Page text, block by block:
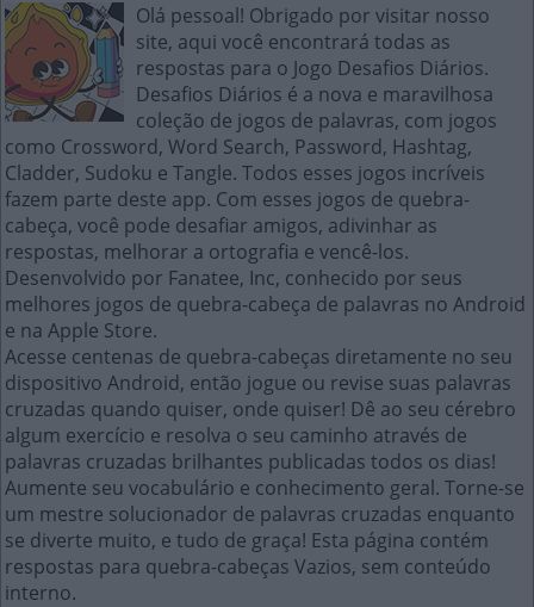
Olá pessoal! Obrigado por visitar nosso
site, aqui você encontrará todas as
respostas para o Jogo Desafios Diários.
Desafios Diários é a nova e maravilhosa
coleção de jogos de palavras, com jogos
como Crossword, Word Search, Password, Hashtag,
Cladder, Sudoku e Tangle. Todos esses jogos incríveis
fazem parte deste app. Com esses jogos de quebra-
cabeça, você pode desafiar amigos, adivinhar as
respostas, melhorar a ortografia e vencê-los.
Desenvolvido por Fanatee, Inc, conhecido por seus
melhores jogos de quebra-cabeça de palavras no Android
e na Apple Store.
Acesse centenas de quebra-cabeças diretamente no seu
dispositivo Android, então jogue ou revise suas palavras
cruzadas quando quiser, onde quiser! Dê ao seu cérebro
algum exercício e resolva o seu caminho através de
palavras cruzadas brilhantes publicadas todos os dias!
Aumente seu vocabulário e conhecimento geral. Torne-se
um mestre solucionador de palavras cruzadas enquanto
se diverte muito, e tudo de graça! Esta página contém
respostas para quebra-cabeças Vazios, sem conteúdo
interno.